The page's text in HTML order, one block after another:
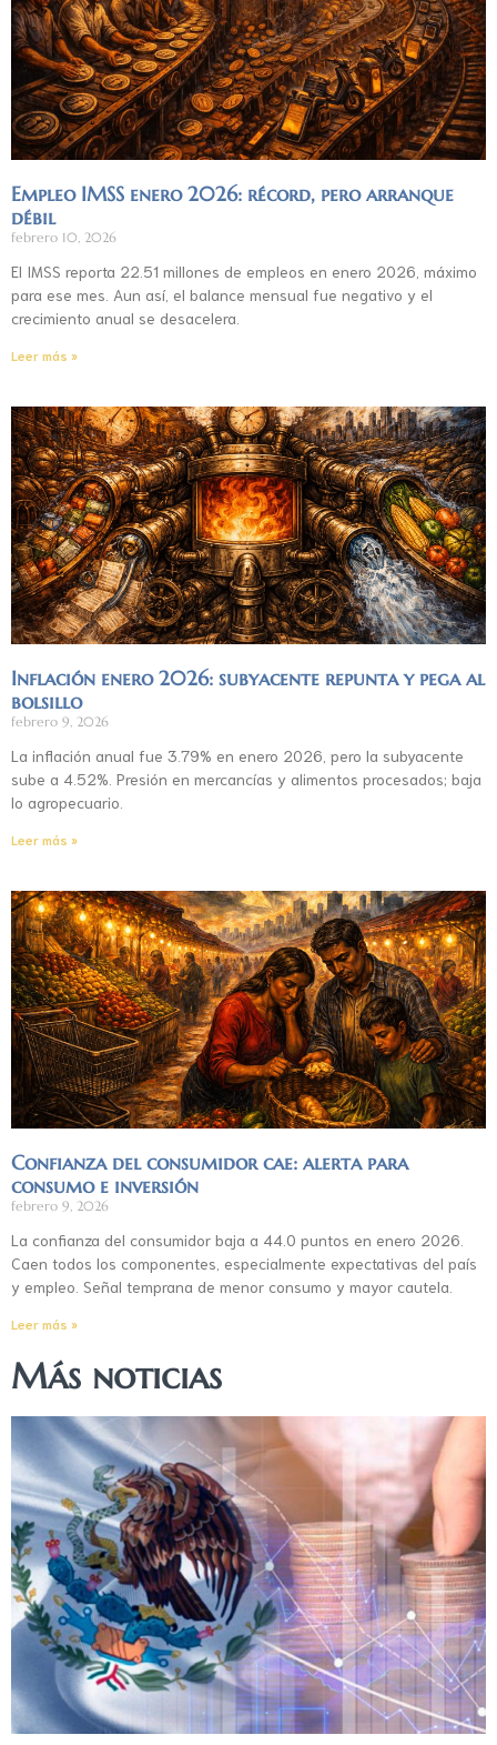
Empleo IMSS enero 2026: récord, pero arranque
débil
febrero 10, 2026
El IMSS reporta 22.51 millones de empleos en enero 2026, máximo
para ese mes. Aun así, el balance mensual fue negativo y el
crecimiento anual se desacelera.
Leer más »
Inflación enero 2026: subyacente repunta y pega al
bolsillo
febrero 9, 2026
La inflación anual fue 3.79% en enero 2026, pero la subyacente
sube a 4.52%. Presión en mercancías y alimentos procesados; baja
lo agropecuario.
Leer más »
Confianza del consumidor cae: alerta para
consumo e inversión
febrero 9, 2026
La confianza del consumidor baja a 44.0 puntos en enero 2026.
Caen todos los componentes, especialmente expectativas del país
y empleo. Señal temprana de menor consumo y mayor cautela.
Leer más »
Más noticias